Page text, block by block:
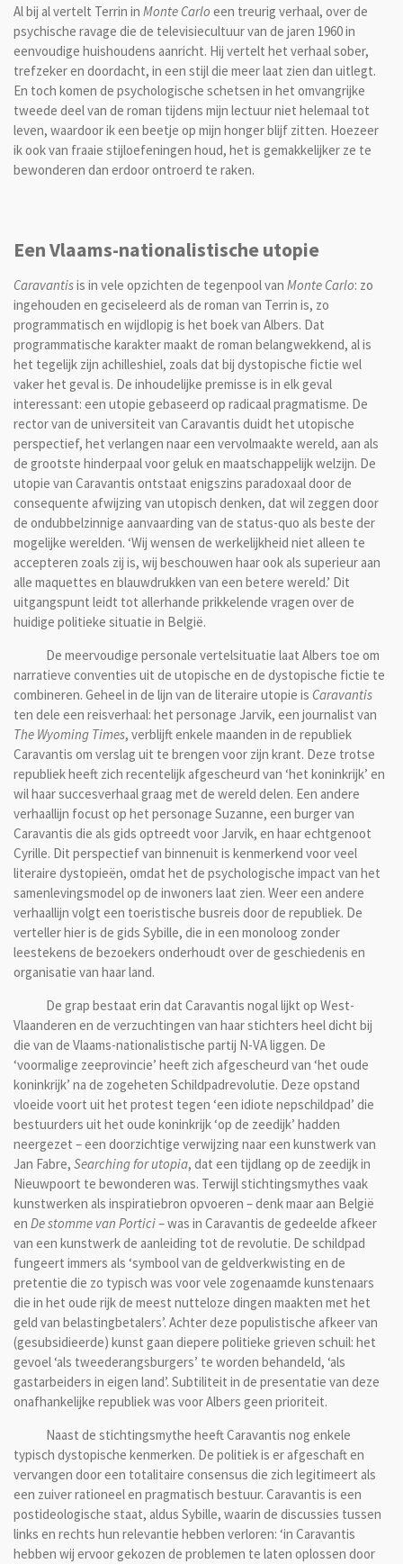
Al bij al vertelt Terrin in Monte Carlo een treurig verhaal, over de
psychische ravage die de televisiecultuur van de jaren 1960 in
eenvoudige huishoudens aanricht. Hij vertelt het verhaal sober,
trefzeker en doordacht, in een stijl die meer laat zien dan uitlegt.
En toch komen de psychologische schetsen in het omvangrijke
tweede deel van de roman tijdens mijn lectuur niet helemaal tot
leven, waardoor ik een beetje op mijn honger blijf zitten. Hoezeer
ik ook van fraaie stijloefeningen houd, het is gemakkelijker ze te
bewonderen dan erdoor ontroerd te raken.
Een Vlaams-nationalistische utopie
Caravantisis in vele opzichten de tegenpool van Monte Carlo: zo
ingehouden en geciseleerd als de roman van Terrin is, zo
programmatisch en wijdlopig is het boek van Albers. Dat
programmatische karakter maakt de roman belangwekkend, al is
het tegelijk zijn achilleshiel, zoals dat bij dystopische fictie wel
vaker het geval is. De inhoudelijke premisse is in elk geval
interessant: een utopie gebaseerd op radicaal pragmatisme. De
rector van de universiteit van Caravantis duidt het utopische
perspectief, het verlangen naar een vervolmaakte wereld, aan als
de grootste hinderpaal voor geluk en maatschappelijk welzijn. De
utopie van Caravantis ontstaat enigszins paradoxaal door de
consequente afwijzing van utopisch denken, dat wil zeggen door
de ondubbelzinnige aanvaarding van de status-quo als beste der
mogelijke werelden. ‘Wij wensen de werkelijkheid niet alleen te
accepteren zoals zij is, wij beschouwen haar ook als superieur aan
alle maquettes en blauwdrukken van een betere wereld.’ Dit
uitgangspunt leidt tot allerhande prikkelende vragen over de
huidige politieke situatie in België.
De meervoudige personale vertelsituatie laat Albers toe om
narratieve conventies uit de utopische en de dystopische fictie te
combineren. Geheel in de lijn van de literaire utopie is Caravantis
ten dele een reisverhaal: het personage Jarvik, een journalist van
The Wyoming Times, verblijft enkele maanden in de republiek
Caravantis om verslag uit te brengen voor zijn krant. Deze trotse
republiek heeft zich recentelijk afgescheurd van ‘het koninkrijk’ en
wil haar succesverhaal graag met de wereld delen. Een andere
verhaallijn focust op het personage Suzanne, een burger van
Caravantis die als gids optreedt voor Jarvik, en haar echtgenoot
Cyrille. Dit perspectief van binnenuit is kenmerkend voor veel
literaire dystopieën, omdat het de psychologische impact van het
samenlevingsmodel op de inwoners laat zien. Weer een andere
verhaallijn volgt een toeristische busreis door de republiek. De
verteller hier is de gids Sybille, die in een monoloog zonder
leestekens de bezoekers onderhoudt over de geschiedenis en
organisatie van haar land.
De grap bestaat erin dat Caravantis nogal lijkt op West-
Vlaanderen en de verzuchtingen van haar stichters heel dicht bij
die van de Vlaams-nationalistische partij N-VA liggen. De
‘voormalige zeeprovincie’ heeft zich afgescheurd van ‘het oude
koninkrijk’ na de zogeheten Schildpadrevolutie. Deze opstand
vloeide voort uit het protest tegen ‘een idiote nepschildpad’ die
bestuurders uit het oude koninkrijk ‘op de zeedijk’ hadden
neergezet – een doorzichtige verwijzing naar een kunstwerk van
Jan Fabre, Searching for utopia, dat een tijdlang op de zeedijk in
Nieuwpoort te bewonderen was. Terwijl stichtingsmythes vaak
kunstwerken als inspiratiebron opvoeren – denk maar aan België
en De stomme van Portici– was in Caravantis de gedeelde afkeer
van een kunstwerk de aanleiding tot de revolutie. De schildpad
fungeert immers als ‘symbool van de geldverkwisting en de
pretentie die zo typisch was voor vele zogenaamde kunstenaars
die in het oude rijk de meest nutteloze dingen maakten met het
geld van belastingbetalers’. Achter deze populistische afkeer van
(gesubsidieerde) kunst gaan diepere politieke grieven schuil: het
gevoel ‘als tweederangsburgers’ te worden behandeld, ‘als
gastarbeiders in eigen land’. Subtiliteit in de presentatie van deze
onafhankelijke republiek was voor Albers geen prioriteit.
Naast de stichtingsmythe heeft Caravantis nog enkele
typisch dystopische kenmerken. De politiek is er afgeschaft en
vervangen door een totalitaire consensus die zich legitimeert als
een zuiver rationeel en pragmatisch bestuur. Caravantis is een
postideologische staat, aldus Sybille, waarin de discussies tussen
links en rechts hun relevantie hebben verloren: ‘in Caravantis
hebben wij ervoor gekozen de problemen te laten oplossen door